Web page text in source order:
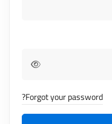
Forgot your password?